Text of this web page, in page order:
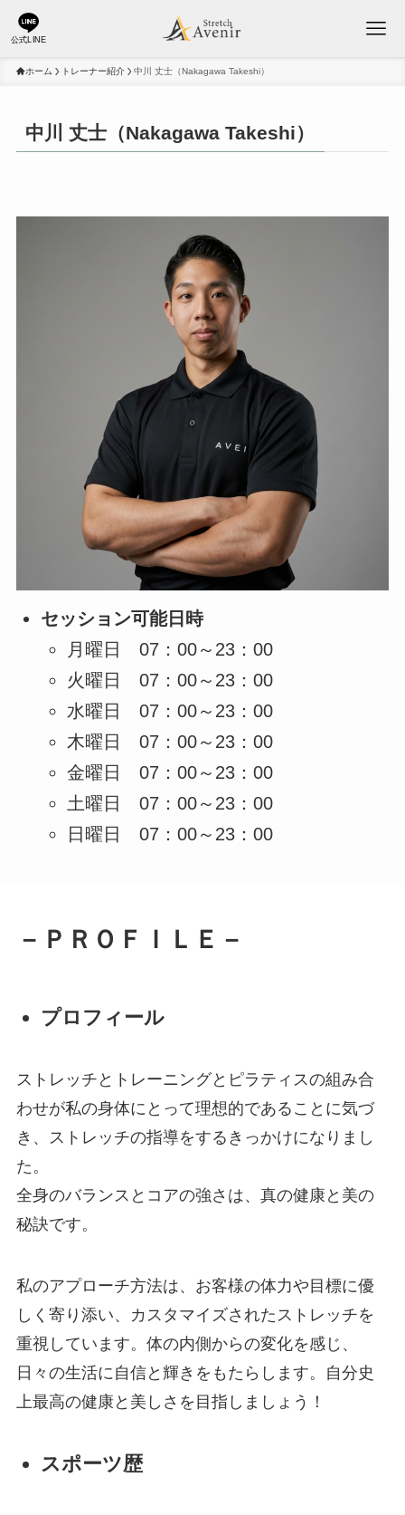
公式LINE
ホーム トレーナー紹介 中川 丈士（Nakagawa Takeshi）
中川 丈士（Nakagawa Takeshi）
セッション可能日時
月曜日 07：00～23：00
火曜日 07：00～23：00
水曜日 07：00～23：00
木曜日 07：00～23：00
金曜日 07：00～23：00
土曜日 07：00～23：00
日曜日 07：00～23：00
－ＰＲＯＦＩＬＥ－
プロフィール
ストレッチとトレーニングとピラティスの組み合
わせが私の身体にとって理想的であることに気づ
き、ストレッチの指導をするきっかけになりまし
た。
全身のバランスとコアの強さは、真の健康と美の
秘訣です。
私のアプローチ方法は、お客様の体力や目標に優
しく寄り添い、カスタマイズされたストレッチを
重視しています。体の内側からの変化を感じ、
日々の生活に自信と輝きをもたらします。自分史
上最高の健康と美しさを目指しましょう！
スポーツ歴